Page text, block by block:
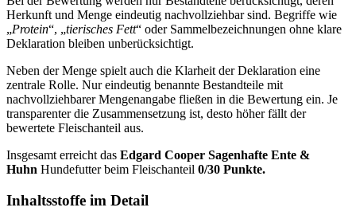
Herkunft und Menge eindeutig nachvollziehbar sind. Begriffe wie
„Protein“, „tierisches Fett“ oder Sammelbezeichnungen ohne klare
Deklaration bleiben unberücksichtigt.
Neben der Menge spielt auch die Klarheit der Deklaration eine
zentrale Rolle. Nur eindeutig benannte Bestandteile mit
nachvollziehbarer Mengenangabe fließen in die Bewertung ein. Je
transparenter die Zusammensetzung ist, desto höher fällt der
bewertete Fleischanteil aus.
Insgesamt erreicht das Edgard Cooper Sagenhafte Ente &
Huhn Hundefutter beim Fleischanteil 0/30 Punkte.
Inhaltsstoffe im Detail